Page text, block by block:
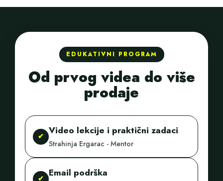
EDUKATIVNI PROGRAM
Od prvog videa do više
prodaje
✔ Video lekcije i praktični zadaci
Strahinja Ergarac - Mentor
✔ Email podrška